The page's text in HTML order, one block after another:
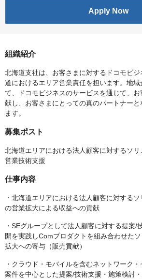
Apply Now
組織紹介
北海道支社は、お客さまに対するドコモビ
道におけるエリア営業責任を担います。地域
て、ドコモビジネスのサービスを通じて、
献し、お客さまにとっての真のパートナー
ます。
募集ポスト
北海道エリアにおける法人顧客に対するソ
営業技術支援
仕事内容
・北海道エリアにおける法人顧客に対する
の営業拡大による収益への貢献
・SEグループとして法人顧客に対する提案/
開を実践しComプロダクトを組み合わせた
拡大への寄与（販売貢献）
・クラウド・モバイルを含むネットワーク
案件を中心とした提案/技術支援・施策検討